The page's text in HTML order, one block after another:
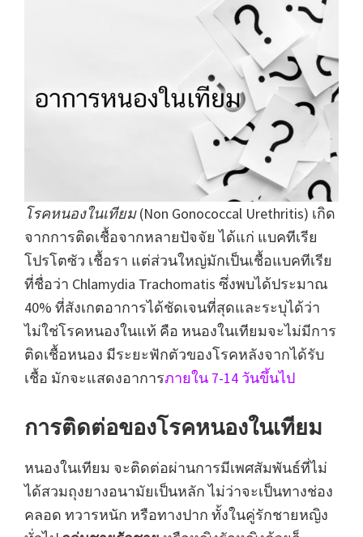
โรคหนองในเทียม(Non Gonococcal Urethritis) เกิด
จากการติดเชื้อจากหลายปัจจัย ได้แก่ แบคทีเรีย
โปรโตซัว เชื้อรา แต่ส่วนใหญ่มักเป็นเชื้อแบคทีเรีย
ที่ชื่อว่า Chlamydia Trachomatis ซึ่งพบได้ประมาณ
40% ที่สังเกตอาการได้ชัดเจนที่สุดและระบุได้ว่า
ไม่ใช่โรคหนองในแท้ คือ หนองในเทียมจะไม่มีการ
ติดเชื้อหนอง มีระยะฟักตัวของโรคหลังจากได้รับ
เชื้อ มักจะแสดงอาการภายใน 7-14 วันขึ้นไป
การติดต่อของโรคหนองในเทียม
หนองในเทียม จะติดต่อผ่านการมีเพศสัมพันธ์ที่ไม่
ได้สวมถุงยางอนามัยเป็นหลัก ไม่ว่าจะเป็นทางช่อง
คลอด ทวารหนัก หรือทางปาก ทั้งในคู่รักชายหญิง